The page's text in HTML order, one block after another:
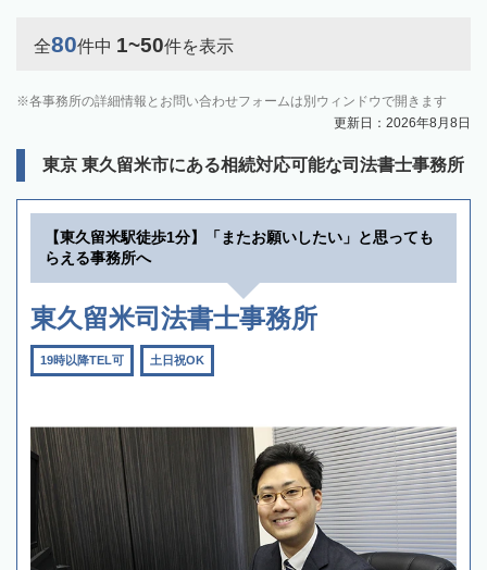
全80件中 1~50件を表示
各事務所の詳細情報とお問い合わせフォームは別ウィンドウで開きます
更新日：2026年8月8日
東京 東久留米市にある相続対応可能な司法書士事務所
【東久留米駅徒歩1分】「またお願いしたい」と思っても
らえる事務所へ
東久留米司法書士事務所
19時以降TEL可 土日祝OK